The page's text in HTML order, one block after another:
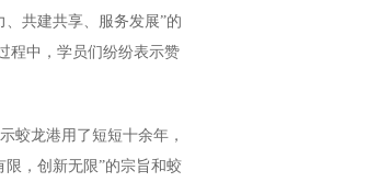
共建共享、服务发展”的
程中，学员们纷纷表示赞
蛟龙港用了短短十余年，
，创新无限”的宗旨和蛟